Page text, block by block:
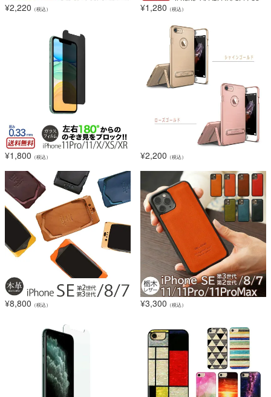
¥2,220 （税込） ¥1,280 （税込）
¥1,800 （税込） ¥2,200 （税込）
¥8,800 （税込） ¥3,300 （税込）